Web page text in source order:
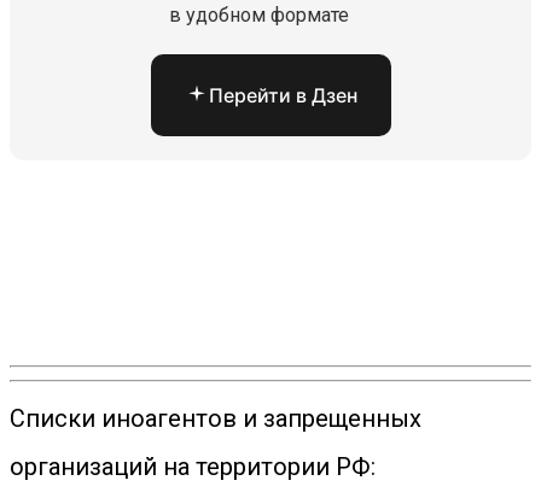
в удобном формате
Перейти в Дзен
Списки иноагентов и запрещенных
организаций на территории РФ: